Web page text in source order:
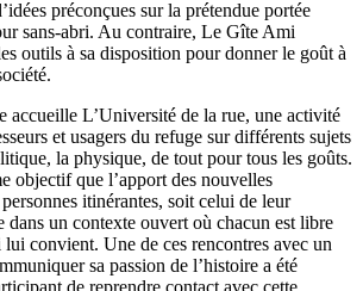
préconçues sur la prétendue portée
sans-abri. Au contraire, Le Gîte Ami
outils à sa disposition pour donner le goût à
accueille L’Université de la rue, une activité
et usagers du refuge sur différents sujets
la physique, de tout pour tous les goûts.
objectif que l’apport des nouvelles
itinérantes, soit celui de leur
dans un contexte ouvert où chacun est libre
convient. Une de ces rencontres avec un
sa passion de l’histoire a été